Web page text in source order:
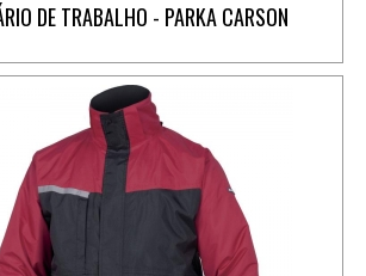
DE TRABALHO - PARKA CARSON